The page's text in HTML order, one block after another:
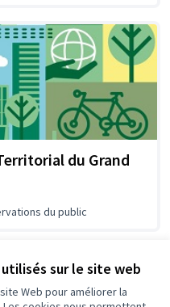
sur le site web
Web pour améliorer la
du Grand
du public
2026-02-476